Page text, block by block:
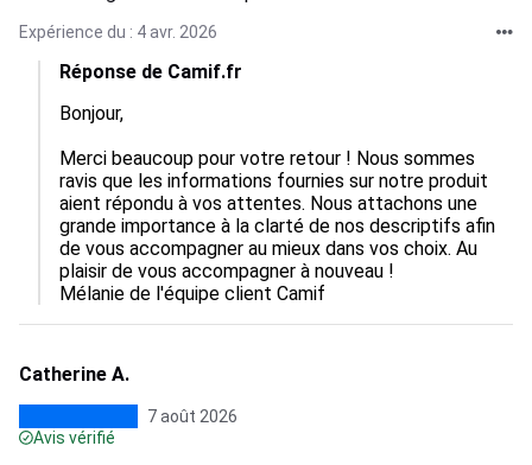
Expérience du : 4 avr. 2026
Réponse de Camif.fr
Bonjour,
Merci beaucoup pour votre retour ! Nous sommes
ravis que les informations fournies sur notre produit
aient répondu à vos attentes. Nous attachons une
grande importance à la clarté de nos descriptifs afin
de vous accompagner au mieux dans vos choix. Au
plaisir de vous accompagner à nouveau !
Mélanie de l'équipe client Camif
Catherine A.
7 août 2026
Avis vérifié